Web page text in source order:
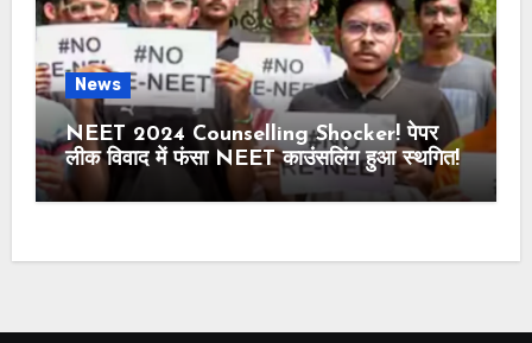
News
NEET 2024 Counselling Shocker! पेपर
लीक विवाद में फंसा NEET काउंसलिंग हुआ स्थगित!